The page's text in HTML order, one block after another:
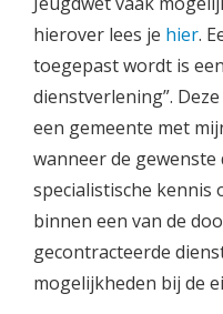
hierover lees je hier.
toegepast wordt is
dienstverlening”.
een gemeente met
wanneer de
specialistische
binnen een van de
gecontracteerde
mogelijkheden bij de